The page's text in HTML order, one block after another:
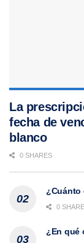
La
fecha de
blanco
0 SHARES
¿Cuánto
0
¿En qué